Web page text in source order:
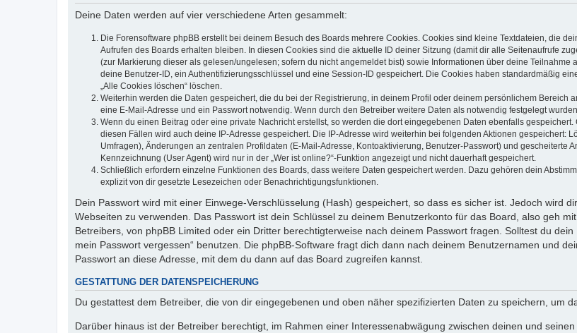
Deine Daten werden auf vier verschiedene Arten gesammelt:
Die Forensoftware phpBB erstellt bei deinem Besuch des Boards mehrere Cookies. Cookies sind kleine Textdateien, die
Aufrufen des Boards erhalten bleiben. In diesen Cookies sind die aktuelle ID deiner Sitzung (damit dir alle Seitenaufrufe
(zur Markierung dieser als gelesen/ungelesen; sofern du nicht angemeldet bist) sowie Informationen über deine
deine Benutzer-ID, ein Authentifizierungsschlüssel und eine Session-ID gespeichert. Die Cookies haben standardmäßig
„Alle Cookies löschen“ löschen.
Weiterhin werden die Daten gespeichert, die du bei der Registrierung, in deinem Profil oder deinem persönlichem Bereich
eine E-Mail-Adresse und ein Passwort notwendig. Wenn durch den Betreiber weitere Daten als notwendig festgelegt
Wenn du einen Beitrag oder eine private Nachricht erstellst, so werden die dort eingegebenen Daten ebenfalls
diesen Fällen wird auch deine IP-Adresse gespeichert. Die IP-Adresse wird weiterhin bei folgenden Aktionen gespeichert:
Umfragen), Änderungen an zentralen Profildaten (E-Mail-Adresse, Kontoaktivierung, Benutzer-Passwort) und gescheiterte
Kennzeichnung (User Agent) wird nur in der „Wer ist online?“-Funktion angezeigt und nicht dauerhaft gespeichert.
Schließlich erfordern einzelne Funktionen des Boards, dass weitere Daten gespeichert werden. Dazu gehören dein
explizit von dir gesetzte Lesezeichen oder Benachrichtigungsfunktionen.
Dein Passwort wird mit einer Einwege-Verschlüsselung (Hash) gespeichert, so dass es sicher ist. Jedoch wird
Webseiten zu verwenden. Das Passwort ist dein Schlüssel zu deinem Benutzerkonto für das Board, also geh
Betreibers, von phpBB Limited oder ein Dritter berechtigterweise nach deinem Passwort fragen. Solltest du
mein Passwort vergessen“ benutzen. Die phpBB-Software fragt dich dann nach deinem Benutzernamen und
Passwort an diese Adresse, mit dem du dann auf das Board zugreifen kannst.
GESTATTUNG DER DATENSPEICHERUNG
Du gestattest dem Betreiber, die von dir eingegebenen und oben näher spezifizierten Daten zu speichern, um
Darüber hinaus ist der Betreiber berechtigt, im Rahmen einer Interessenabwägung zwischen deinen und